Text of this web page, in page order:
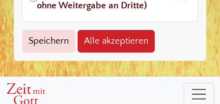
ohne Weitergabe an Dritte)